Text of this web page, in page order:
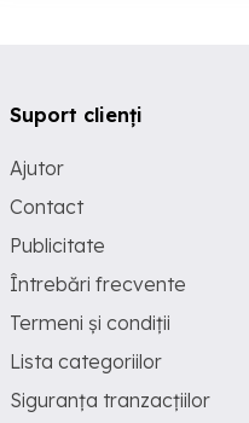
Suport clienți
Ajutor
Contact
Publicitate
Întrebări frecvente
Termeni și condiții
Lista categoriilor
Siguranța tranzacțiilor